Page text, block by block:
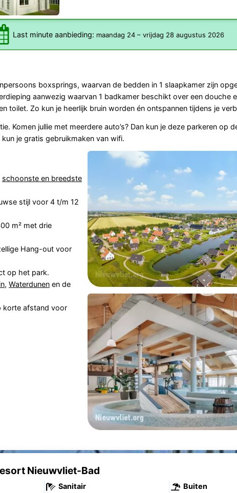
Last minute aanbieding: maandag 24– vrijdag 28 augustus 2026
boxsprings, waarvan de bedden in 1 slaapkamer zijn
aanwezig waarvan 1 badkamer beschikt over een douche
toilet. Zo kun je heerlijk bruin worden én ontspannen tijdens je
Komen jullie met meerdere auto’s? Dan kun je deze parkeren op
je gratis gebruikmaken van wifi.
schoonste en breedste
stijl voor 4 t/m 12
m² met drie
Hang-out voor
op het park.
, Waterdunenen de
korte afstand voor
Nieuwvliet-Bad
Sanitair
Buiten